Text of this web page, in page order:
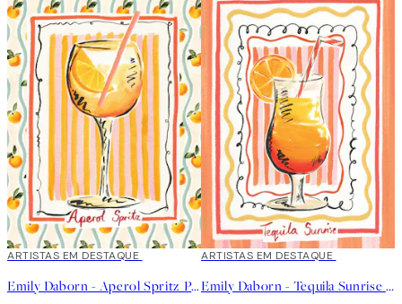
40%*
ARTISTAS EM DESTAQUE
Emily Daborn - Aperol Spritz Poster
40%*
ARTISTAS EM DESTAQUE
Emily Daborn - Tequila Sunrise Poster